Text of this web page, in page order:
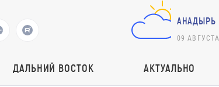
АНАДЫРЬ
09 АВГУСТА
ДАЛЬНИЙ ВОСТОК АКТУАЛЬНО